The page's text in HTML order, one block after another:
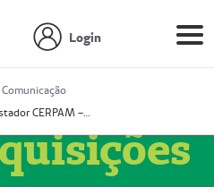
Login
Comunicação
Prestador CERPAM – Centro de Reabilitação S/S Ltda-ME (52004274-8)